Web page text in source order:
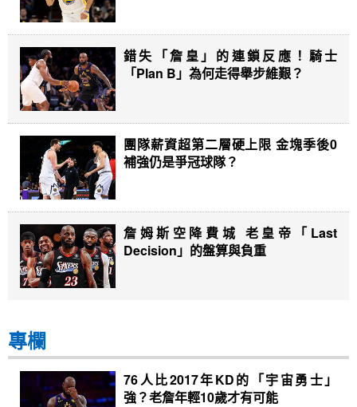
錯失「詹皇」的連鎖反應！騎士
「Plan B」為何走得舉步維艱？
團隊薪資超第二層硬上限 金塊季後0
補強仍是爭冠球隊？
詹姆斯空降費城 老皇帝「Last
Decision」的盤算與負重
專欄
76人比2017年KD的「宇宙勇士」
強？老詹年輕10歲才有可能